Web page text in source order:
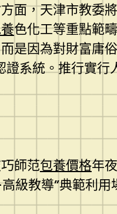
面，天津市教委
色化工等重點範
是因為對財富庸
證系統。推行實
師范包養價格年
級教導”典範利用